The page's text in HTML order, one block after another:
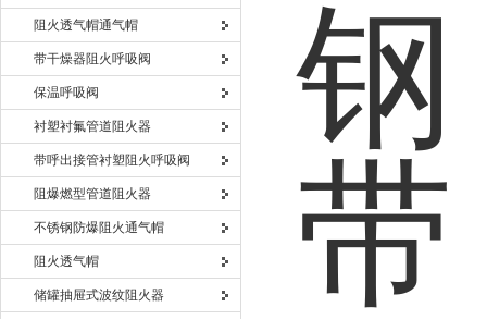
阻火透气帽通气帽
带干燥器阻火呼吸阀
保温呼吸阀
衬塑衬氟管道阻火器
带呼出接管衬塑阻火呼吸阀
阻爆燃型管道阻火器
不锈钢防爆阻火通气帽
阻火透气帽
储罐抽屉式波纹阻火器